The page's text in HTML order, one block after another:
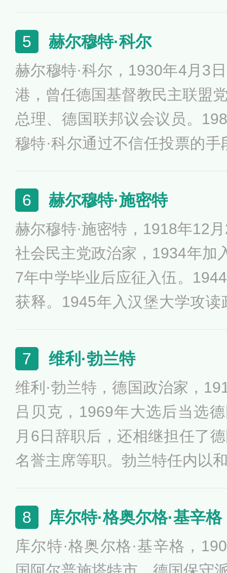
年6月任联邦总统，著有《一
《德国政策的展望》等作品。
5 赫尔穆特·科尔
赫尔穆特·科尔，1930年4月3
港，曾任德国基督教民主联盟
总理、德国联邦议会议员。
穆特·科尔通过不信任投票的手
的第一届内阁，并出任总理，
任总理。2017年6月16日，
岁。
6 赫尔穆特·施密特
赫尔穆特·施密特，1918年12
社会民主党政治家，1934年加
7年中学毕业后应征入伍。
获释。1945年入汉堡大学攻
国（西德）总理。赫尔穆特·施
的老朋友”，是德中关系的开拓
7 维利·勃兰特
维利·勃兰特，德国政治家，
吕贝克，1969年大选后当选
月6日辞职后，还相继担任了
名誉主席等职。勃兰特任内以
之跪引起全球瞩目，为此他在
平奖获得者。
8 库尔特·格奥尔格·基辛格
库尔特·格奥尔格·基辛格，